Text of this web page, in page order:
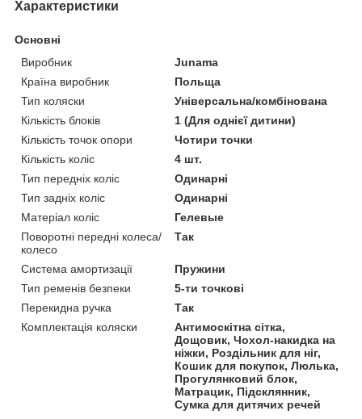
Характеристики
Основні
Виробник
Junama
Країна виробник
Польща
Тип коляски
Універсальна/комбінована
Кількість блоків
1 (Для однієї дитини)
Кількість точок опори
Чотири точки
Кількість коліс
4 шт.
Тип передніх коліс
Одинарні
Тип задніх коліс
Одинарні
Матеріал коліс
Гелевые
Поворотні передні колеса/
колесо
Так
Система амортизації
Пружини
Тип ременів безпеки
5-ти точкові
Перекидна ручка
Так
Комплектація коляски
Антимоскітна сітка,
Дощовик, Чохол-накидка на
ніжки, Роздільник для ніг,
Кошик для покупок, Люлька,
Прогулянковий блок,
Матрацик, Підсклянник,
Сумка для дитячих речей